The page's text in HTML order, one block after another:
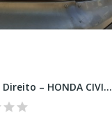
Farolim Direito – HONDA CIVIC VI HATCHBACK (EJ,...